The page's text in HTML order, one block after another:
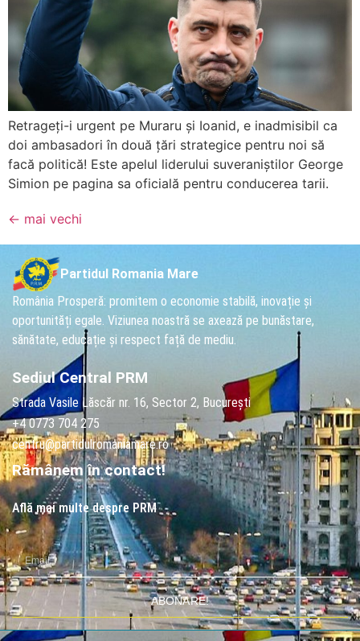
Retrageți-i urgent pe Muraru și Ioanid, e inadmisibil ca
doi ambasadori în două țări strategice pentru noi să
facă politică! Este apelul liderului suveraniștilor George
Simion pe pagina sa oficială pentru conducerea tarii.
← mai vechi
Partidul Romania Mare
România Prosperă: promitem o economie stabilă, inovație și
oportunități egale. Viziunea noastră se axează pe bunăstare,
sănătate, educație și respect față de mediu.
Sediul Central PRM
Strada Vasile Lăscăr nr. 16, Sector 2, București
+4 0773 704 275
centru@partidulromaniamare.ro
Rămânem în contact!
Află mai multe despre PRM
ABONARE!